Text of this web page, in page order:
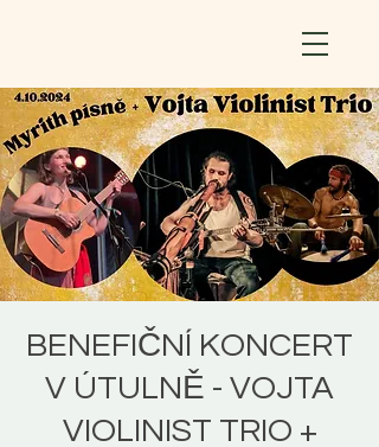
BENEFIČNÍ KONCERT
V ÚTULNĚ - VOJTA
VIOLINIST TRIO +